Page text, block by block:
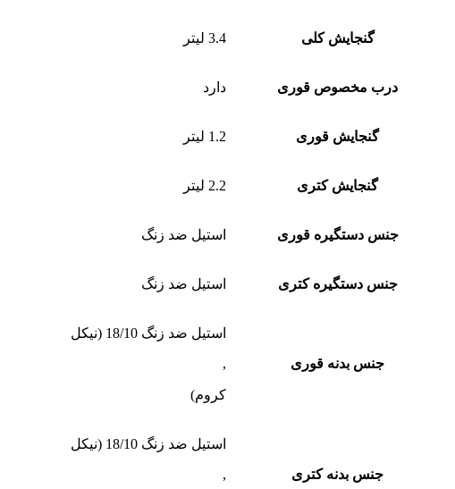
گنجایش کلی 3.4 لیتر
درب مخصوص قوری دارد
گنجایش قوری 1.2 لیتر
گنجایش کتری 2.2 لیتر
جنس دستگیره قوری استیل ضد زنگ
جنس دستگیره کتری استیل ضد زنگ
جنس بدنه قوری
استیل ضد زنگ 18/10 (نیکل
,
کروم)
جنس بدنه کتری
استیل ضد زنگ 18/10 (نیکل
,